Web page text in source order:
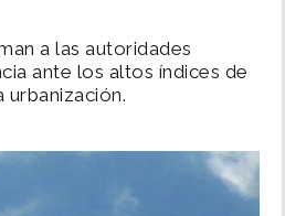
a las autoridades
ante los altos índices de